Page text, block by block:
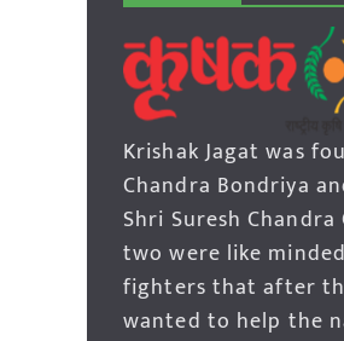
Krishak Jagat was
Chandra Bondriya
Shri Suresh Chandra
two were like
fighters that after
wanted to help the